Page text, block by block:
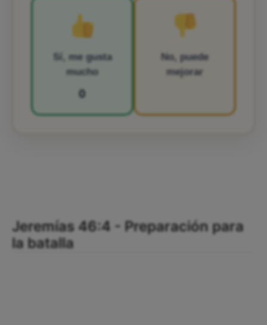
Sí, me gusta
mucho
0
No, puede
mejorar
Jeremías 46:4 - Preparación para
la batalla